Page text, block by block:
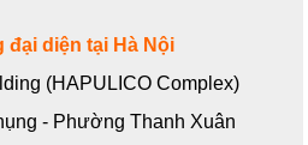
đại diện tại Hà Nội
(HAPULICO Complex)
- Phường Thanh Xuân